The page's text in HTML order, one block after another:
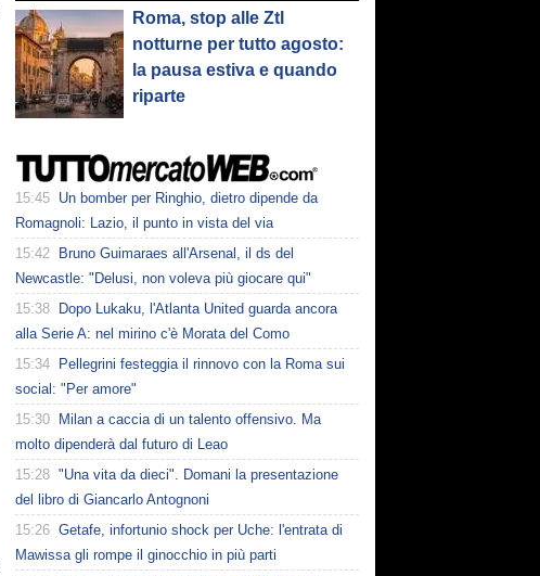
Roma, stop alle Ztl
notturne per tutto agosto:
la pausa estiva e quando
riparte
15:45 Un bomber per Ringhio, dietro dipende da
Romagnoli: Lazio, il punto in vista del via
15:42
Bruno Guimaraes all'Arsenal, il ds del
Newcastle: "Delusi, non voleva più giocare qui"
15:38
Dopo Lukaku, l'Atlanta United guarda ancora
alla Serie A: nel mirino c'è Morata del Como
15:34
Pellegrini festeggia il rinnovo con la Roma sui
social: "Per amore"
15:30
Milan a caccia di un talento offensivo. Ma
molto dipenderà dal futuro di Leao
15:28 "Una vita da dieci". Domani la presentazione
del libro di Giancarlo Antognoni
15:26 Getafe, infortunio shock per Uche: l'entrata di
Mawissa gli rompe il ginocchio in più parti